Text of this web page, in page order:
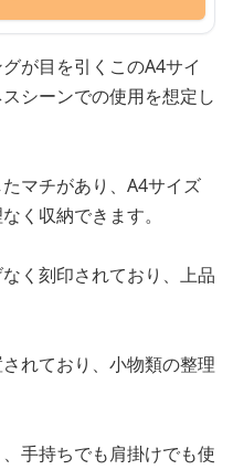
が目を引くこのA4サイ
シーンでの使用を想定し
マチがあり、A4サイズ
く収納できます。
く刻印されており、上品
れており、小物類の整理
手持ちでも肩掛けでも使